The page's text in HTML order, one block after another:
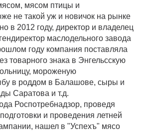
мясом птицы и
не такой уж и новичок на рынке
в 2012 году, директор и владелец
маслодельного завода
году компания поставляла
товарного знака в Энгельсскую
мороженую
в роддом в Балашове, сыры и
Саратова и т.д.
Роспотребнадзор, проведя
и проведения летней
нашел в "Успехъ" мясо